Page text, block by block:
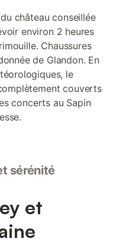
château conseillée
environ 2 heures
Chaussures
de Glandon. En
le
couverts
concerts au Sapin
sérénité
et